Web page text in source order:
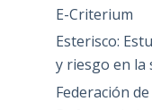
E-Criterium
Esterisco:
y riesgo en la
Federación